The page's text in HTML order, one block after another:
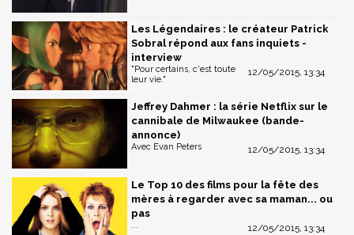
Les Légendaires : le créateur Patrick
Sobral répond aux fans inquiets -
interview
12/05/2015, 13:34
"Pour certains, c'est toute
leur vie."
Jeffrey Dahmer : la série Netflix sur le
cannibale de Milwaukee (bande-
annonce)
12/05/2015, 13:34
Avec Evan Peters
Le Top 10 des films pour la fête des
mères à regarder avec sa maman... ou
pas
12/05/2015, 13:34
...